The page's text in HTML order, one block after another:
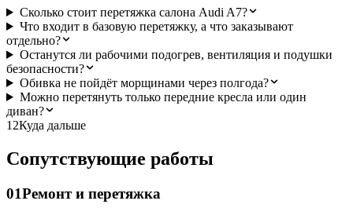
Сколько стоит перетяжка салона Audi A7?
Что входит в базовую перетяжку, а что заказывают
отдельно?
Останутся ли рабочими подогрев, вентиляция и подушки
безопасности?
Обивка не пойдёт морщинами через полгода?
Можно перетянуть только передние кресла или один
диван?
12Куда дальше
Сопутствующие работы
01Ремонт и перетяжка